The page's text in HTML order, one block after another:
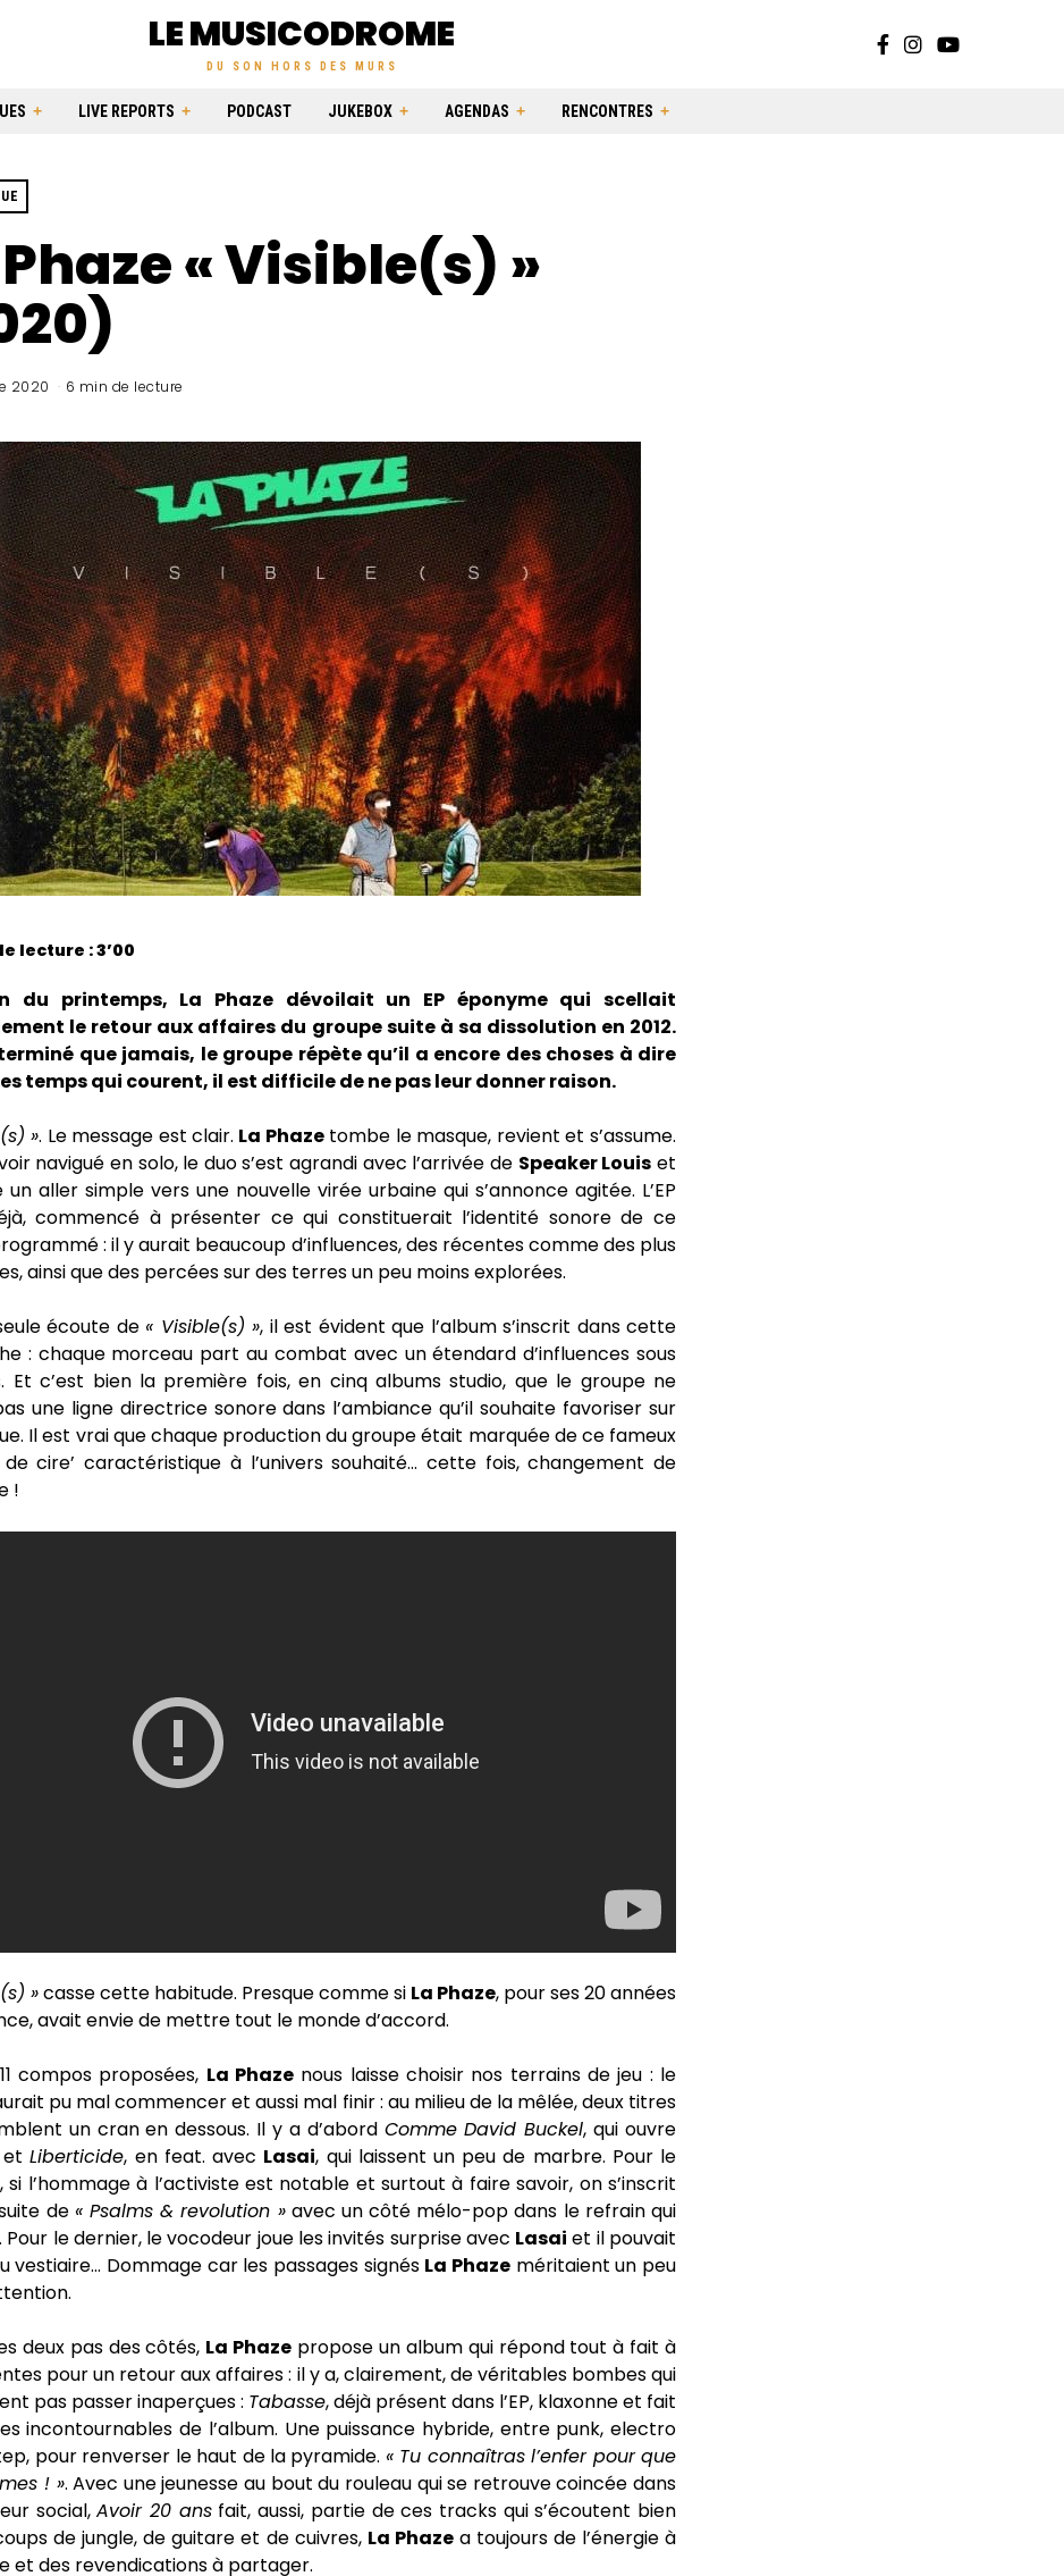
LE MUSICODROME
DU SON HORS DES MURS
LIVE REPORTS PODCAST JUKEBOX AGENDAS RENCONTRES
« Visible(s) »
2020 6 min de lecture
lecture : 3’00
du printemps, La Phaze dévoilait un EP éponyme qui scellait
le retour aux affaires du groupe suite à sa dissolution en 2012.
que jamais, le groupe répète qu’il a encore des choses à dire
temps qui courent, il est difficile de ne pas leur donner raison.
». Le message est clair. La Phazetombe le masque, revient et s’assume.
navigué en solo, le duo s’est agrandi avec l’arrivée de Speaker Louis et
un aller simple vers une nouvelle virée urbaine qui s’annonce agitée. L’EP
commencé à présenter ce qui constituerait l’identité sonore de ce
: il y aurait beaucoup d’influences, des récentes comme des plus
ainsi que des percées sur des terres un peu moins explorées.
écoute de« Visible(s) », il est évident que l’album s’inscrit dans cette
: chaque morceau part au combat avec un étendard d’influences sous
Et c’est bien la première fois, en cinq albums studio, que le groupe ne
une ligne directrice sonore dans l’ambiance qu’il souhaite favoriser sur
Il est vrai que chaque production du groupe était marquée de ce fameux
de cire’ caractéristique à l’univers souhaité… cette fois, changement de
!
»casse cette habitude. Presque comme si La Phaze, pour ses 20 années
avait envie de mettre tout le monde d’accord.
compos proposées, La Phaze nous laisse choisir nos terrains de jeu : le
pu mal commencer et aussi mal finir : au milieu de la mêlée, deux titres
un cran en dessous. Il y a d’abord Comme David Buckel, qui ouvre
etLiberticide, en feat. avec Lasai, qui laissent un peu de marbre. Pour le
si l’hommage à l’activiste est notable et surtout à faire savoir, on s’inscrit
de « Psalms & revolution »avec un côté mélo-pop dans le refrain qui
le dernier, le vocodeur joue les invités surprise avec Lasai et il pouvait
vestiaire… Dommage car les passages signés La Phaze méritaient un peu
deux pas des côtés, La Phaze propose un album qui répond tout à fait à
pour un retour aux affaires : il y a, clairement, de véritables bombes qui
pas passer inaperçues : Tabasse, déjà présent dans l’EP, klaxonne et fait
incontournables de l’album. Une puissance hybride, entre punk, electro
pour renverser le haut de la pyramide. « Tu connaîtras l’enfer pour que
! ». Avec une jeunesse au bout du rouleau qui se retrouve coincée dans
social,Avoir 20 ansfait, aussi, partie de ces tracks qui s’écoutent bien
de jungle, de guitare et de cuivres, La Phazea toujours de l’énergie à
et des revendications à partager.